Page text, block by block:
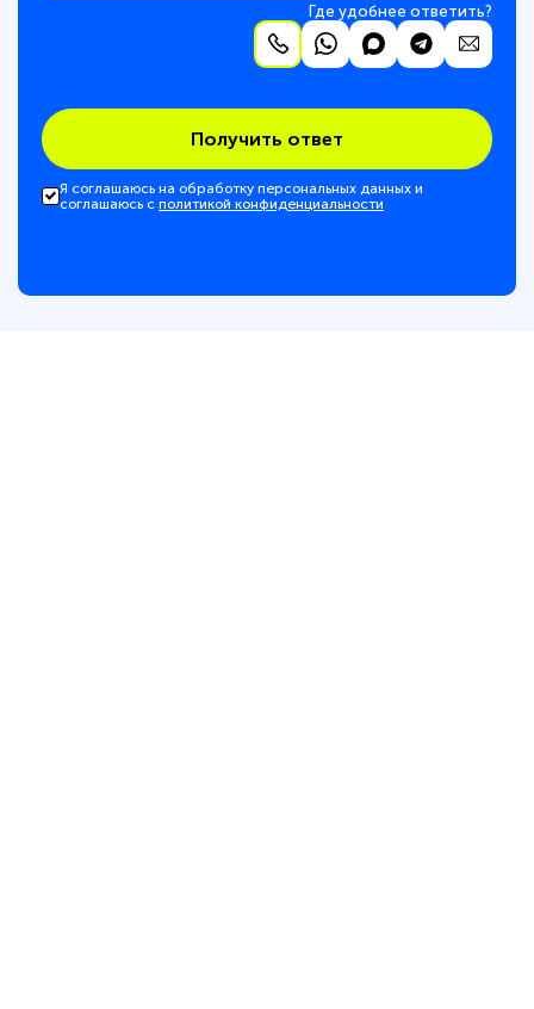
Где удобнее ответить?
Получить ответ
Я соглашаюсь на обработку персональных данных и
соглашаюсь с политикой конфиденциальности